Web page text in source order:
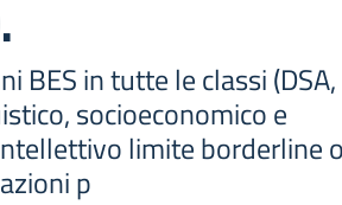
BES in tutte le classi (DSA,
socioeconomico e
limite borderline o
p